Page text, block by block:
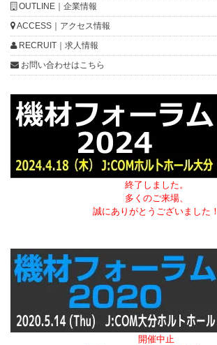
OUTLINE｜企業情報
ACCESS｜アクセス情報
RECRUIT｜求人情報
お問い合わせはこちら
終了しました。
多くのご来場、
誠にありがとうございました！
開催中止